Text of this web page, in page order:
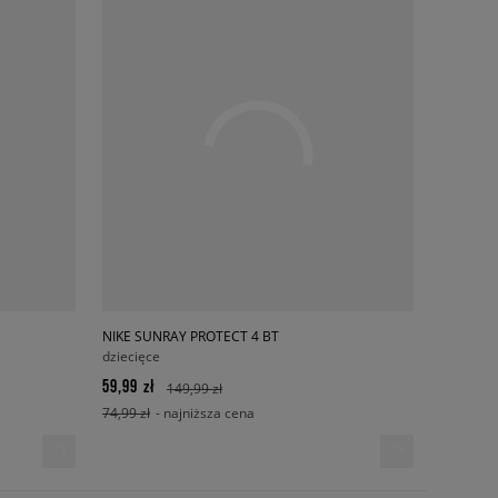
NIKE SUNRAY PROTECT 4 BT
dziecięce
59,99 zł
149,99 zł
74,99 zł - najniższa cena